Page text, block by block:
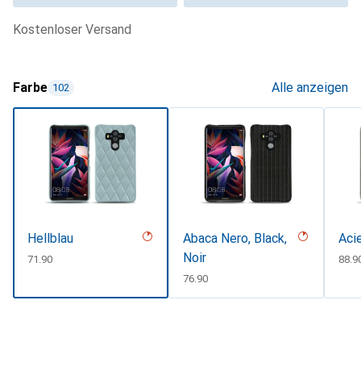
kostenloser Versand
Farbe 102 Alle anzeigen
Hellblau
CHF
71.90
Abaca Nero, Black,
Noir
CHF
76.90
CHF